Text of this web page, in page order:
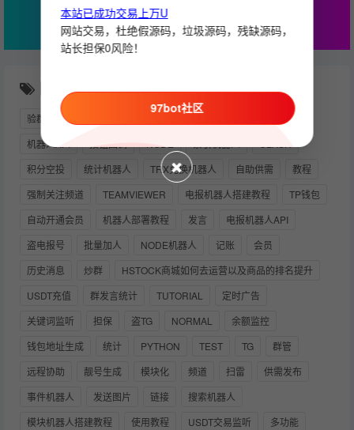
立即查看
随机推荐
验群 假飞机 自动开通VIP
机器人API
积分空投
统计机器人 TRX兑换机器人 自助供需
教程
强制关注频道
TEAMVIEWER 电报机器人搭建教程
TP钱包
自动开通会员
机器人部署教程 发言
电报机器人API
盗电报号
批量加人 NODE机器人 记账
会员
历史消息
炒群
HSTOCK商城如何去运营以及商品的排名提升
USDT充值
群发言统计 TUTORIAL
定时广告
关键词监听
担保 盗TG NORMAL
余额监控
钱包地址生成
统计 PYTHON TEST TG
群管
远程协助
靓号生成 模块化 频道 扫雷
供需发布
事件机器人
发送图片 链接
搜索机器人
模块机器人搭建教程
使用教程 USDT交易监听 多功能
本站已成功交易上万U
网站交易，杜绝假源码，垃圾源码，残缺源码，
站长担保0风险！
97bot社区